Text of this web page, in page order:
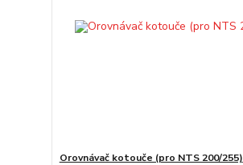
Orovnávač kotouče (pro NTS 200/255)